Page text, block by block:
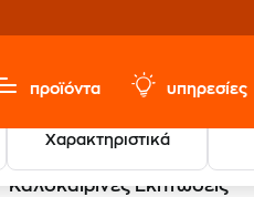
προϊόντα υπηρεσίες
Χαρακτηριστικά
Καλοκαιρινές Εκπτώσεις